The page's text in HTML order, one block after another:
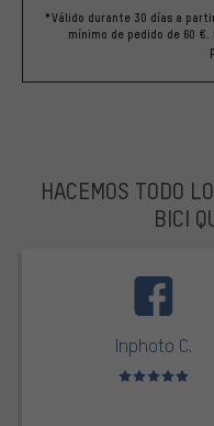
*Válido durante 30 días a
mínimo de pedido de 60
HACEMOS TODO
BICI
Inphoto C.
Valoración media: